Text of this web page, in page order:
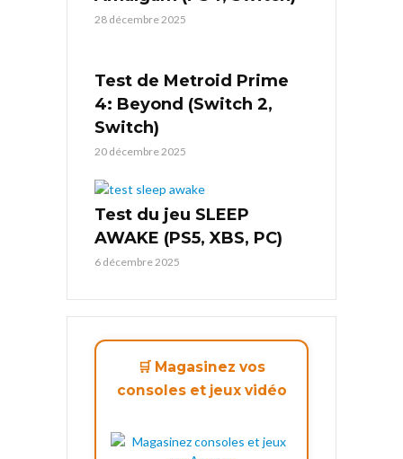
28 décembre 2025
Test de Metroid Prime
4: Beyond (Switch 2,
Switch)
20 décembre 2025
Test du jeu SLEEP
AWAKE (PS5, XBS, PC)
6 décembre 2025
🛒 Magasinez vos
consoles et jeux vidéo